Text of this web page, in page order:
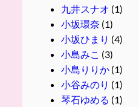
九井スナオ (1)
小坂環奈 (1)
小坂ひまり (4)
小島みこ (3)
小島りりか(1)
小谷みのり (1)
琴石ゆめる (1)